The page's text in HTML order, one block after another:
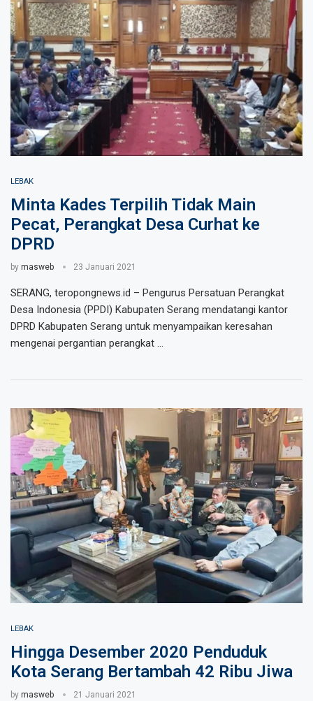
LEBAK
Minta Kades Terpilih Tidak Main
Pecat, Perangkat Desa Curhat ke
DPRD
by masweb 23 Januari 2021
SERANG, teropongnews.id – Pengurus Persatuan Perangkat
Desa Indonesia (PPDI) Kabupaten Serang mendatangi kantor
DPRD Kabupaten Serang untuk menyampaikan keresahan
mengenai pergantian perangkat …
LEBAK
Hingga Desember 2020 Penduduk
Kota Serang Bertambah 42 Ribu Jiwa
by masweb 21 Januari 2021